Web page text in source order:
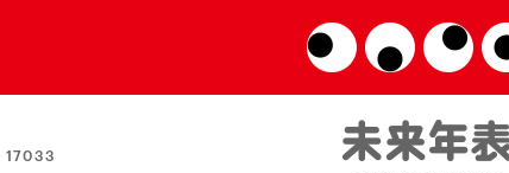
17033